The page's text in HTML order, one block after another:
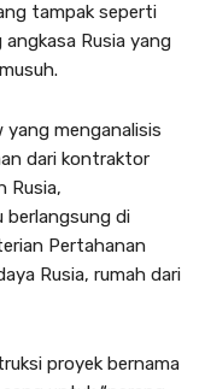
tampak seperti
Rusia yang
yang menganalisis
dari kontraktor
Rusia,
berlangsung di
Pertahanan
Rusia, rumah dari
proyek bernama